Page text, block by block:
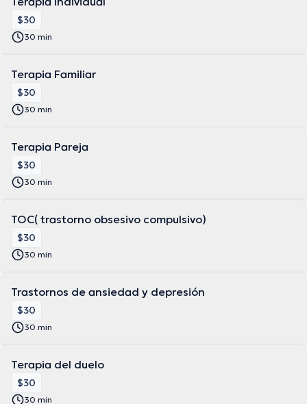
$30
30 min
Terapia Familiar
$30
30 min
Terapia Pareja
$30
30 min
TOC( trastorno obsesivo compulsivo)
$30
30 min
Trastornos de ansiedad y depresión
$30
30 min
Terapia del duelo
$30
30 min